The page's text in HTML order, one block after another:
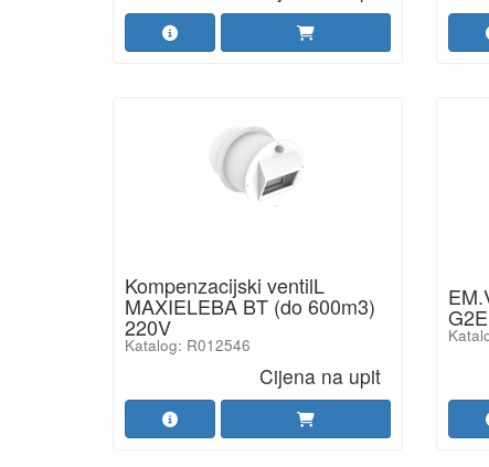
Kompenzacijski ventilL
MAXIELEBA BT (do 600m3)
220V
Katalog: R012546
Cijena na upit